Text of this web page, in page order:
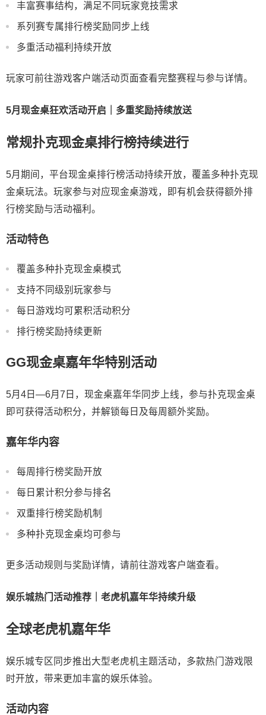
丰富赛事结构，满足不同玩家竞技需求
系列赛专属排行榜奖励同步上线
多重活动福利持续开放
玩家可前往游戏客户端活动页面查看完整赛程与参与详情。
5月现金桌狂欢活动开启｜多重奖励持续放送
常规扑克现金桌排行榜持续进行
5月期间，平台现金桌排行榜活动持续开放，覆盖多种扑克现
金桌玩法。玩家参与对应现金桌游戏，即有机会获得额外排
行榜奖励与活动福利。
活动特色
覆盖多种扑克现金桌模式
支持不同级别玩家参与
每日游戏均可累积活动积分
排行榜奖励持续更新
GG现金桌嘉年华特别活动
5月4日—6月7日，现金桌嘉年华同步上线，参与扑克现金桌
即可获得活动积分，并解锁每日及每周额外奖励。
嘉年华内容
每周排行榜奖励开放
每日累计积分参与排名
双重排行榜奖励机制
多种扑克现金桌均可参与
更多活动规则与奖励详情，请前往游戏客户端查看。
娱乐城热门活动推荐｜老虎机嘉年华持续升级
全球老虎机嘉年华
娱乐城专区同步推出大型老虎机主题活动，多款热门游戏限
时开放，带来更加丰富的娱乐体验。
活动内容